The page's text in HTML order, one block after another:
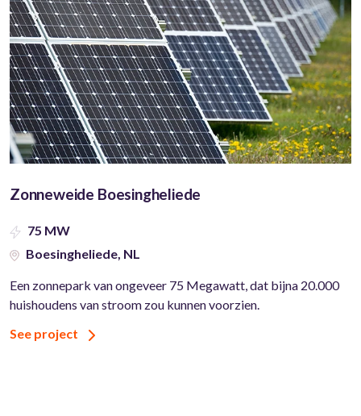
Zonneweide Boesingheliede
75 MW
Boesingheliede, NL
Een zonnepark van ongeveer 75 Megawatt, dat bijna 20.000
huishoudens van stroom zou kunnen voorzien.
See project